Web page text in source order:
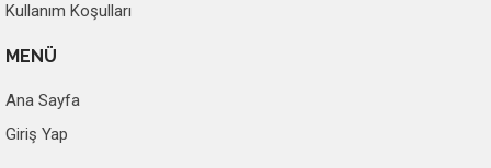
Kullanım Koşulları
MENÜ
Ana Sayfa
Giriş Yap